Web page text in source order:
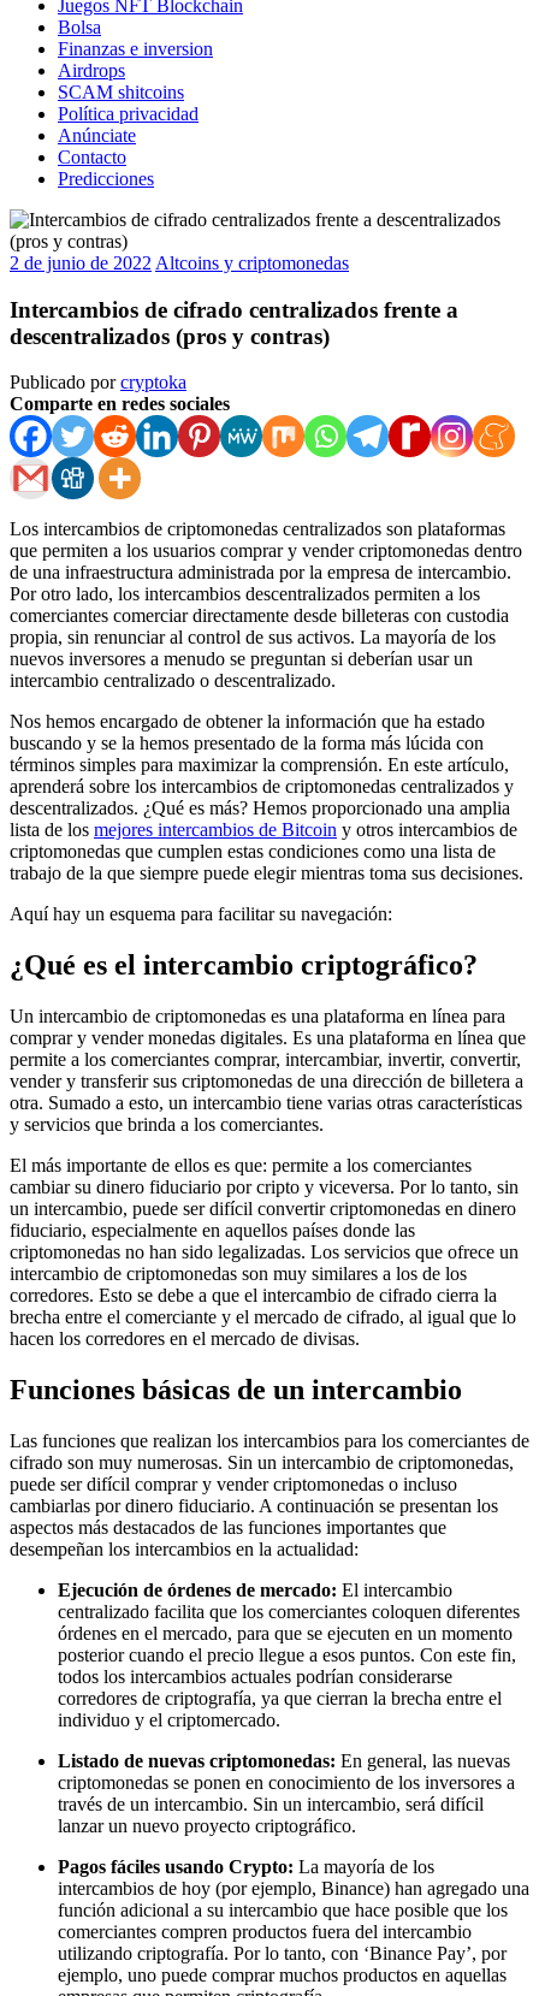
Juegos NFT Blockchain
Bolsa
Finanzas e inversion
Airdrops
SCAM shitcoins
Política privacidad
Anúnciate
Contacto
Predicciones
2 de junio de 2022 Altcoins y criptomonedas
Intercambios de cifrado centralizados frente a
descentralizados (pros y contras)
Publicado porcryptoka
Comparte en redes sociales
Los intercambios de criptomonedas centralizados son plataformas
que permiten a los usuarios comprar y vender criptomonedas dentro
de una infraestructura administrada por la empresa de intercambio.
Por otro lado, los intercambios descentralizados permiten a los
comerciantes comerciar directamente desde billeteras con custodia
propia, sin renunciar al control de sus activos. La mayoría de los
nuevos inversores a menudo se preguntan si deberían usar un
intercambio centralizado o descentralizado.
Nos hemos encargado de obtener la información que ha estado
buscando y se la hemos presentado de la forma más lúcida con
términos simples para maximizar la comprensión. En este artículo,
aprenderá sobre los intercambios de criptomonedas centralizados y
descentralizados. ¿Qué es más? Hemos proporcionado una amplia
lista de los mejores intercambios de Bitcoin y otros intercambios de
criptomonedas que cumplen estas condiciones como una lista de
trabajo de la que siempre puede elegir mientras toma sus decisiones.
Aquí hay un esquema para facilitar su navegación:
¿Qué es el intercambio criptográfico?
Un intercambio de criptomonedas es una plataforma en línea para
comprar y vender monedas digitales. Es una plataforma en línea que
permite a los comerciantes comprar, intercambiar, invertir, convertir,
vender y transferir sus criptomonedas de una dirección de billetera a
otra. Sumado a esto, un intercambio tiene varias otras características
y servicios que brinda a los comerciantes.
El más importante de ellos es que: permite a los comerciantes
cambiar su dinero fiduciario por cripto y viceversa. Por lo tanto, sin
un intercambio, puede ser difícil convertir criptomonedas en dinero
fiduciario, especialmente en aquellos países donde las
criptomonedas no han sido legalizadas. Los servicios que ofrece un
intercambio de criptomonedas son muy similares a los de los
corredores. Esto se debe a que el intercambio de cifrado cierra la
brecha entre el comerciante y el mercado de cifrado, al igual que lo
hacen los corredores en el mercado de divisas.
Funciones básicas de un intercambio
Las funciones que realizan los intercambios para los comerciantes de
cifrado son muy numerosas. Sin un intercambio de criptomonedas,
puede ser difícil comprar y vender criptomonedas o incluso
cambiarlas por dinero fiduciario. A continuación se presentan los
aspectos más destacados de las funciones importantes que
desempeñan los intercambios en la actualidad:
Ejecución de órdenes de mercado: El intercambio
centralizado facilita que los comerciantes coloquen diferentes
órdenes en el mercado, para que se ejecuten en un momento
posterior cuando el precio llegue a esos puntos. Con este fin,
todos los intercambios actuales podrían considerarse
corredores de criptografía, ya que cierran la brecha entre el
individuo y el criptomercado.
Listado de nuevas criptomonedas: En general, las nuevas
criptomonedas se ponen en conocimiento de los inversores a
través de un intercambio. Sin un intercambio, será difícil
lanzar un nuevo proyecto criptográfico.
Pagos fáciles usando Crypto: La mayoría de los
intercambios de hoy (por ejemplo, Binance) han agregado una
función adicional a su intercambio que hace posible que los
comerciantes compren productos fuera del intercambio
utilizando criptografía. Por lo tanto, con ‘Binance Pay’, por
ejemplo, uno puede comprar muchos productos en aquellas